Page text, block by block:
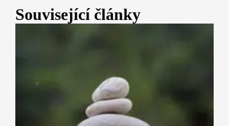
Související články